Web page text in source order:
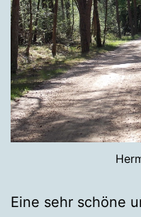
Eine sehr schöne